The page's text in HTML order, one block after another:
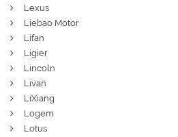
Lexus
Liebao Motor
Lifan
Ligier
Lincoln
Livan
LiXiang
Logem
Lotus